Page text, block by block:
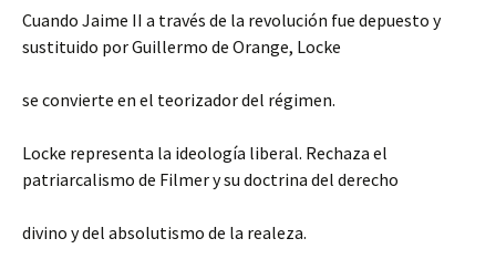
Cuando Jaime II a través de la revolución fue depuesto y
sustituido por Guillermo de Orange, Locke
se convierte en el teorizador del régimen.
Locke representa la ideología liberal. Rechaza el
patriarcalismo de Filmer y su doctrina del derecho
divino y del absolutismo de la realeza.